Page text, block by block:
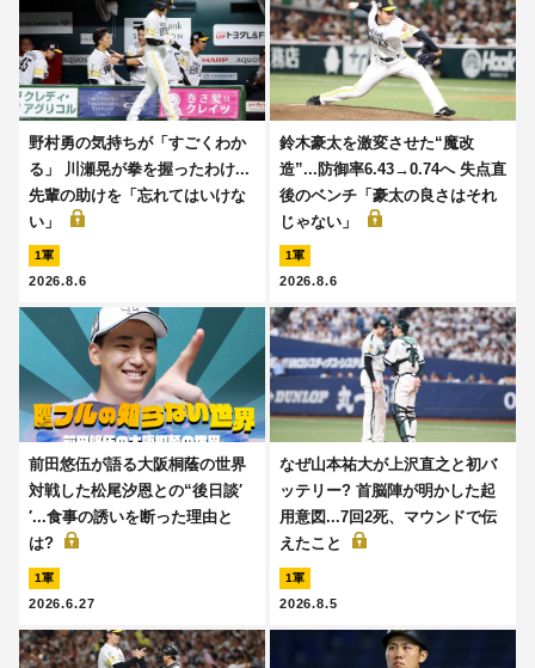
野村勇の気持ちが「すごくわか
る」 川瀬晃が拳を握ったわけ...
先輩の助けを「忘れてはいけな
い」
1軍
2026.8.6
鈴木豪太を激変させた“魔改
造”...防御率6.43→0.74へ 失点直
後のベンチ「豪太の良さはそれ
じゃない」
1軍
2026.8.6
前田悠伍が語る大阪桐蔭の世界
対戦した松尾汐恩との“後日談′
′...食事の誘いを断った理由と
は?
1軍
2026.6.27
なぜ山本祐大が上沢直之と初バ
ッテリー? 首脳陣が明かした起
用意図...7回2死、マウンドで伝
えたこと
1軍
2026.8.5